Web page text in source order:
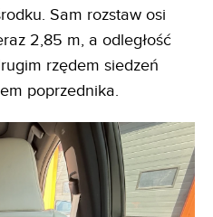
Sam rozstaw osi
2,85 m, a odległość
rzędem siedzeń
poprzednika.